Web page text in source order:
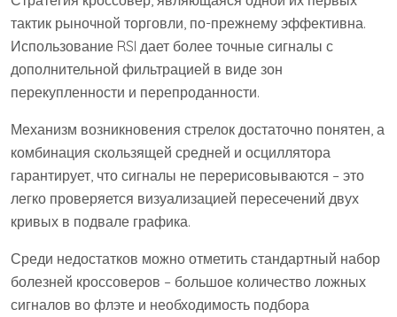
тактик рыночной торговли, по-прежнему эффективна.
Использование RSI дает более точные сигналы с
дополнительной фильтрацией в виде зон
перекупленности и перепроданности.
Механизм возникновения стрелок достаточно понятен, а
комбинация скользящей средней и осциллятора
гарантирует, что сигналы не перерисовываются – это
легко проверяется визуализацией пересечений двух
кривых в подвале графика.
Среди недостатков можно отметить стандартный набор
болезней кроссоверов – большое количество ложных
сигналов во флэте и необходимость подбора